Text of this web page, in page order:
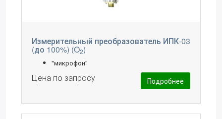
Измерительный преобразователь ИПК-03
(до 100%) (O2)
"микрофон"
Цена по запросу Подробнее